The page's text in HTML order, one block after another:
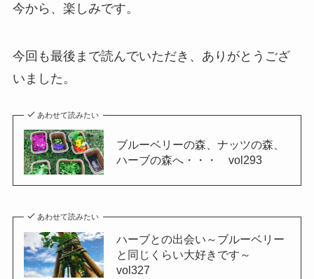
今から、楽しみです。
今回も最後まで読んでいただき、ありがとうござ
いました。
あわせて読みたい
ブルーベリーの森、ナッツの森、
ハーブの森へ・・・ vol293
あわせて読みたい
ハーブとの出会い～ブルーベリー
と同じくらい大好きです～
vol327